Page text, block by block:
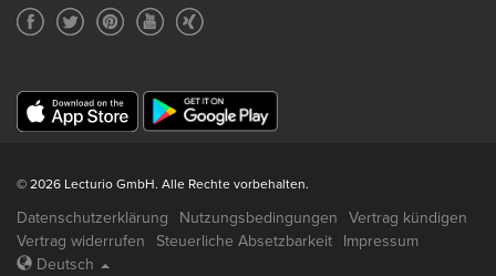
© 2026 Lecturio GmbH. Alle Rechte vorbehalten.
Datenschutzerklärung Nutzungsbedingungen
Vertrag kündigen
Vertrag widerrufen
Steuerliche Absetzbarkeit
Impressum
Deutsch